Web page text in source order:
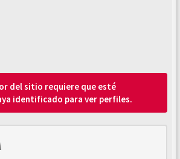
del sitio requiere que esté
identificado para ver perfiles.